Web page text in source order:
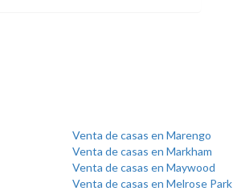
Venta de casas en Marengo
Venta de casas en Markham
Venta de casas en Maywood
Venta de casas en Melrose Park